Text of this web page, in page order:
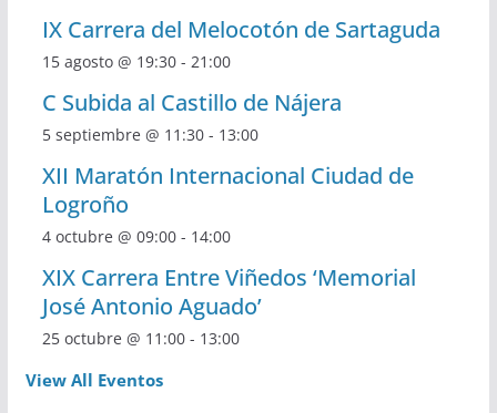
IX Carrera del Melocotón de Sartaguda
15 agosto @ 19:30- 21:00
C Subida al Castillo de Nájera
5 septiembre @ 11:30- 13:00
XII Maratón Internacional Ciudad de
Logroño
4 octubre @ 09:00- 14:00
XIX Carrera Entre Viñedos ‘Memorial
José Antonio Aguado’
25 octubre @ 11:00- 13:00
View All Eventos